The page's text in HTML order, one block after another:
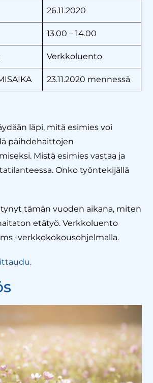
26.11.2020
13.00 – 14.00
Verkkoluento
23.11.2020 mennessä
läpi, mitä esimies voi
päihdehaittojen
Mistä esimies vastaa ja
Onko työntekijällä
tämän vuoden aikana, miten
etätyö. Verkkoluento
-verkkokokousohjelmalla.